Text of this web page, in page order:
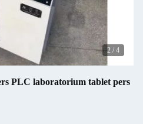
2 / 4
PLC laboratorium tablet pers